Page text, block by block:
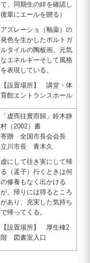
て、同期生の絆を確認し
後輩にエールを贈る）
アズレーショ（釉薬）の
発色を生かしたポルトガ
ルタイルの陶板画。元気
なエネルギーそして風格
を表現している。
【設置場所】 講堂・体
育館エントランスホール
「虚而往實而歸」鈴木静
村（2002）書
寄贈 全国市長会会長
立川市長 青木久
虚にして往き実にして帰
る（孟子）行くときは何
の修養もなく出かける
が、帰りには得るところ
があり、充実した気持ち
で帰ってくる。
【設置場所】 厚生棟2
階 図書室入口